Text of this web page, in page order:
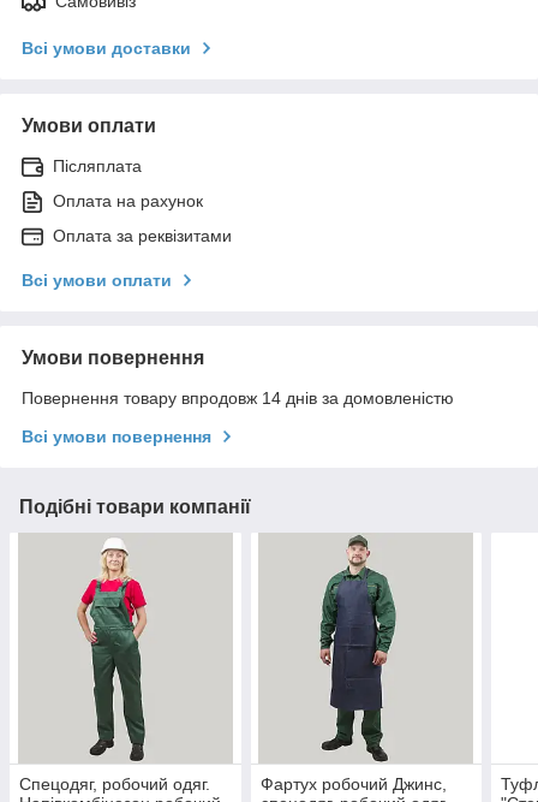
Всі умови доставки
Умови оплати
Післяплата
Оплата на рахунок
Оплата за реквізитами
Всі умови оплати
Умови повернення
Повернення товару впродовж 14 днів за домовленістю
Всі умови повернення
Подібні товари компанії
Спецодяг, робочий одяг.
Фартух робочий Джинс,